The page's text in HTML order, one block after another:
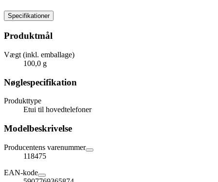
Specifikationer
Produktmål
Vægt (inkl. emballage)
100,0 g
Nøglespecifikation
Produkttype
Etui til hovedtelefoner
Modelbeskrivelse
Producentens varenummer
118475
EAN-kode